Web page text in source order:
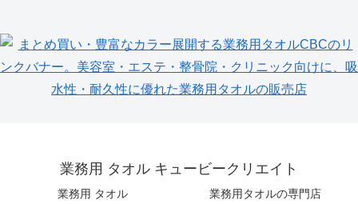
業務用 タオル キュービークリエイト
業務用 タオル
業務用タオルの専門店